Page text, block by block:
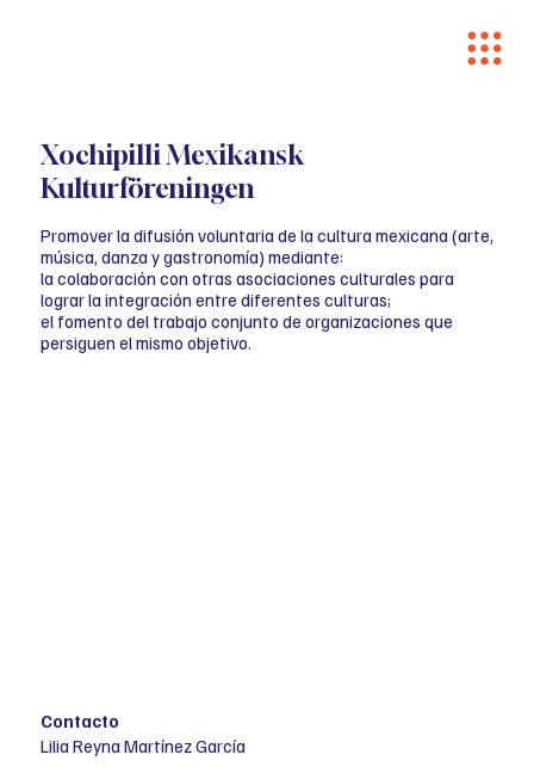
Xochipilli Mexikansk
Kulturföreningen
Promover la difusión voluntaria de la cultura mexicana (arte,
música, danza y gastronomía) mediante:
la colaboración con otras asociaciones culturales para
lograr la integración entre diferentes culturas;
el fomento del trabajo conjunto de organizaciones que
persiguen el mismo objetivo.
Contacto
Lilia Reyna Martínez García